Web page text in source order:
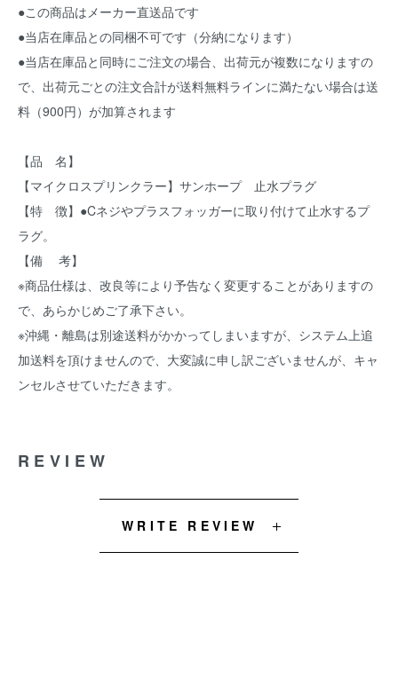
●この商品はメーカー直送品です
●当店在庫品との同梱不可です（分納になります）
●当店在庫品と同時にご注文の場合、出荷元が複数になりますの
で、出荷元ごとの注文合計が送料無料ラインに満たない場合は送
料（900円）が加算されます
【品 名】
【マイクロスプリンクラー】サンホープ 止水プラグ
【特 徴】●Cネジやプラスフォッガーに取り付けて止水するプ
ラグ。
【備 考】
※商品仕様は、改良等により予告なく変更することがありますの
で、あらかじめご了承下さい。
※沖縄・離島は別途送料がかかってしまいますが、システム上追
加送料を頂けませんので、大変誠に申し訳ございませんが、キャ
ンセルさせていただきます。
REVIEW
WRITE REVIEW